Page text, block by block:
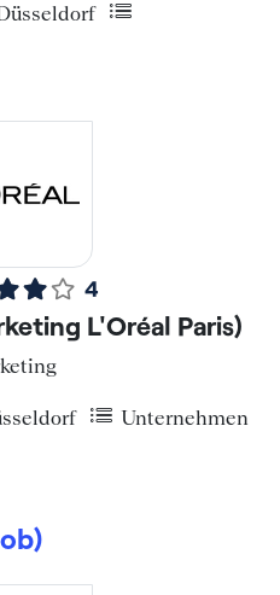
4
L'Oréal Paris)
Unternehmen